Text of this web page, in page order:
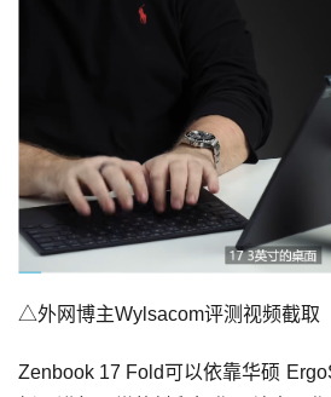
△外网博主Wylsacom评测视频截取
Zenbook 17 Fold可以依靠华硕